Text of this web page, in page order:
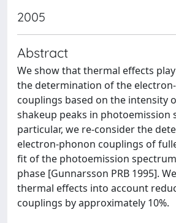
2005
Abstract
We show that thermal effects
the determination of the
couplings based on the intensity
shakeup peaks in photoemission
particular, we re-consider the
electron-phonon couplings of
fit of the photoemission
phase [Gunnarsson PRB 1995].
thermal effects into account
couplings by approximately 10%.